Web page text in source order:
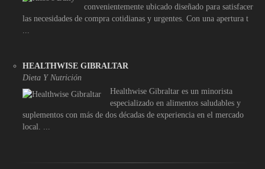
convenientemente ubicado diseñado para satisfacer
las necesidades de compra cotidianas y urgentes. Con una apertura t
HEALTHWISE GIBRALTAR
Dieta Y Nutrición
Healthwise Gibraltar es un minorista
especializado en alimentos saludables y
suplementos con más de dos décadas de experiencia en el mercado
local. ...